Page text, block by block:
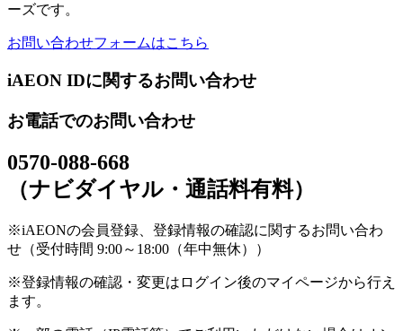
ーズです。
お問い合わせフォームはこちら
iAEON IDに関するお問い合わせ
お電話でのお問い合わせ
0570-088-668
（ナビダイヤル・通話料有料）
※iAEONの会員登録、登録情報の確認に関するお問い合わ
せ（受付時間 9:00～18:00（年中無休））
※登録情報の確認・変更はログイン後のマイページから行え
ます。